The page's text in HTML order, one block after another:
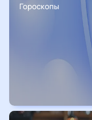
Гороскопы